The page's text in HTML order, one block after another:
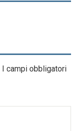
I campi obbligatori